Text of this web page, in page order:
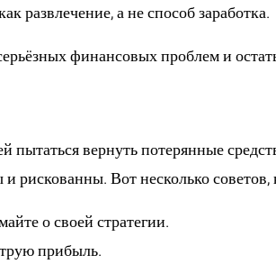
развлечение, а не способ заработка.
финансовых проблем и
пытаться вернуть потерянные
Вот несколько
о своей стратегии.
прибыль.